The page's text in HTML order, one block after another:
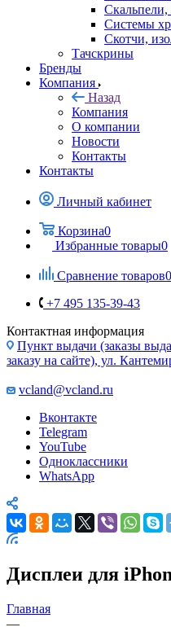
Компания
Назад
Компания
О компании
Новости
Контакты
Контакты
Личный кабинет
Корзина
+7 495 135-39-43
Контактная информация
Пункт выдачи (заказы
заказу на сайте), ул.
vcland@vcland.ru
Вконтакте
Telegram
YouTube
Одноклассники
WhatsApp
Дисплеи для
Главная
Посадочные страницы
Наша компания предлагает